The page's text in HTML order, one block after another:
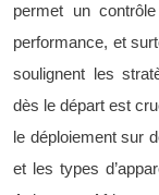
permet un
performance, et
soulignent les
dès le départ est
le déploiement sur
et les types